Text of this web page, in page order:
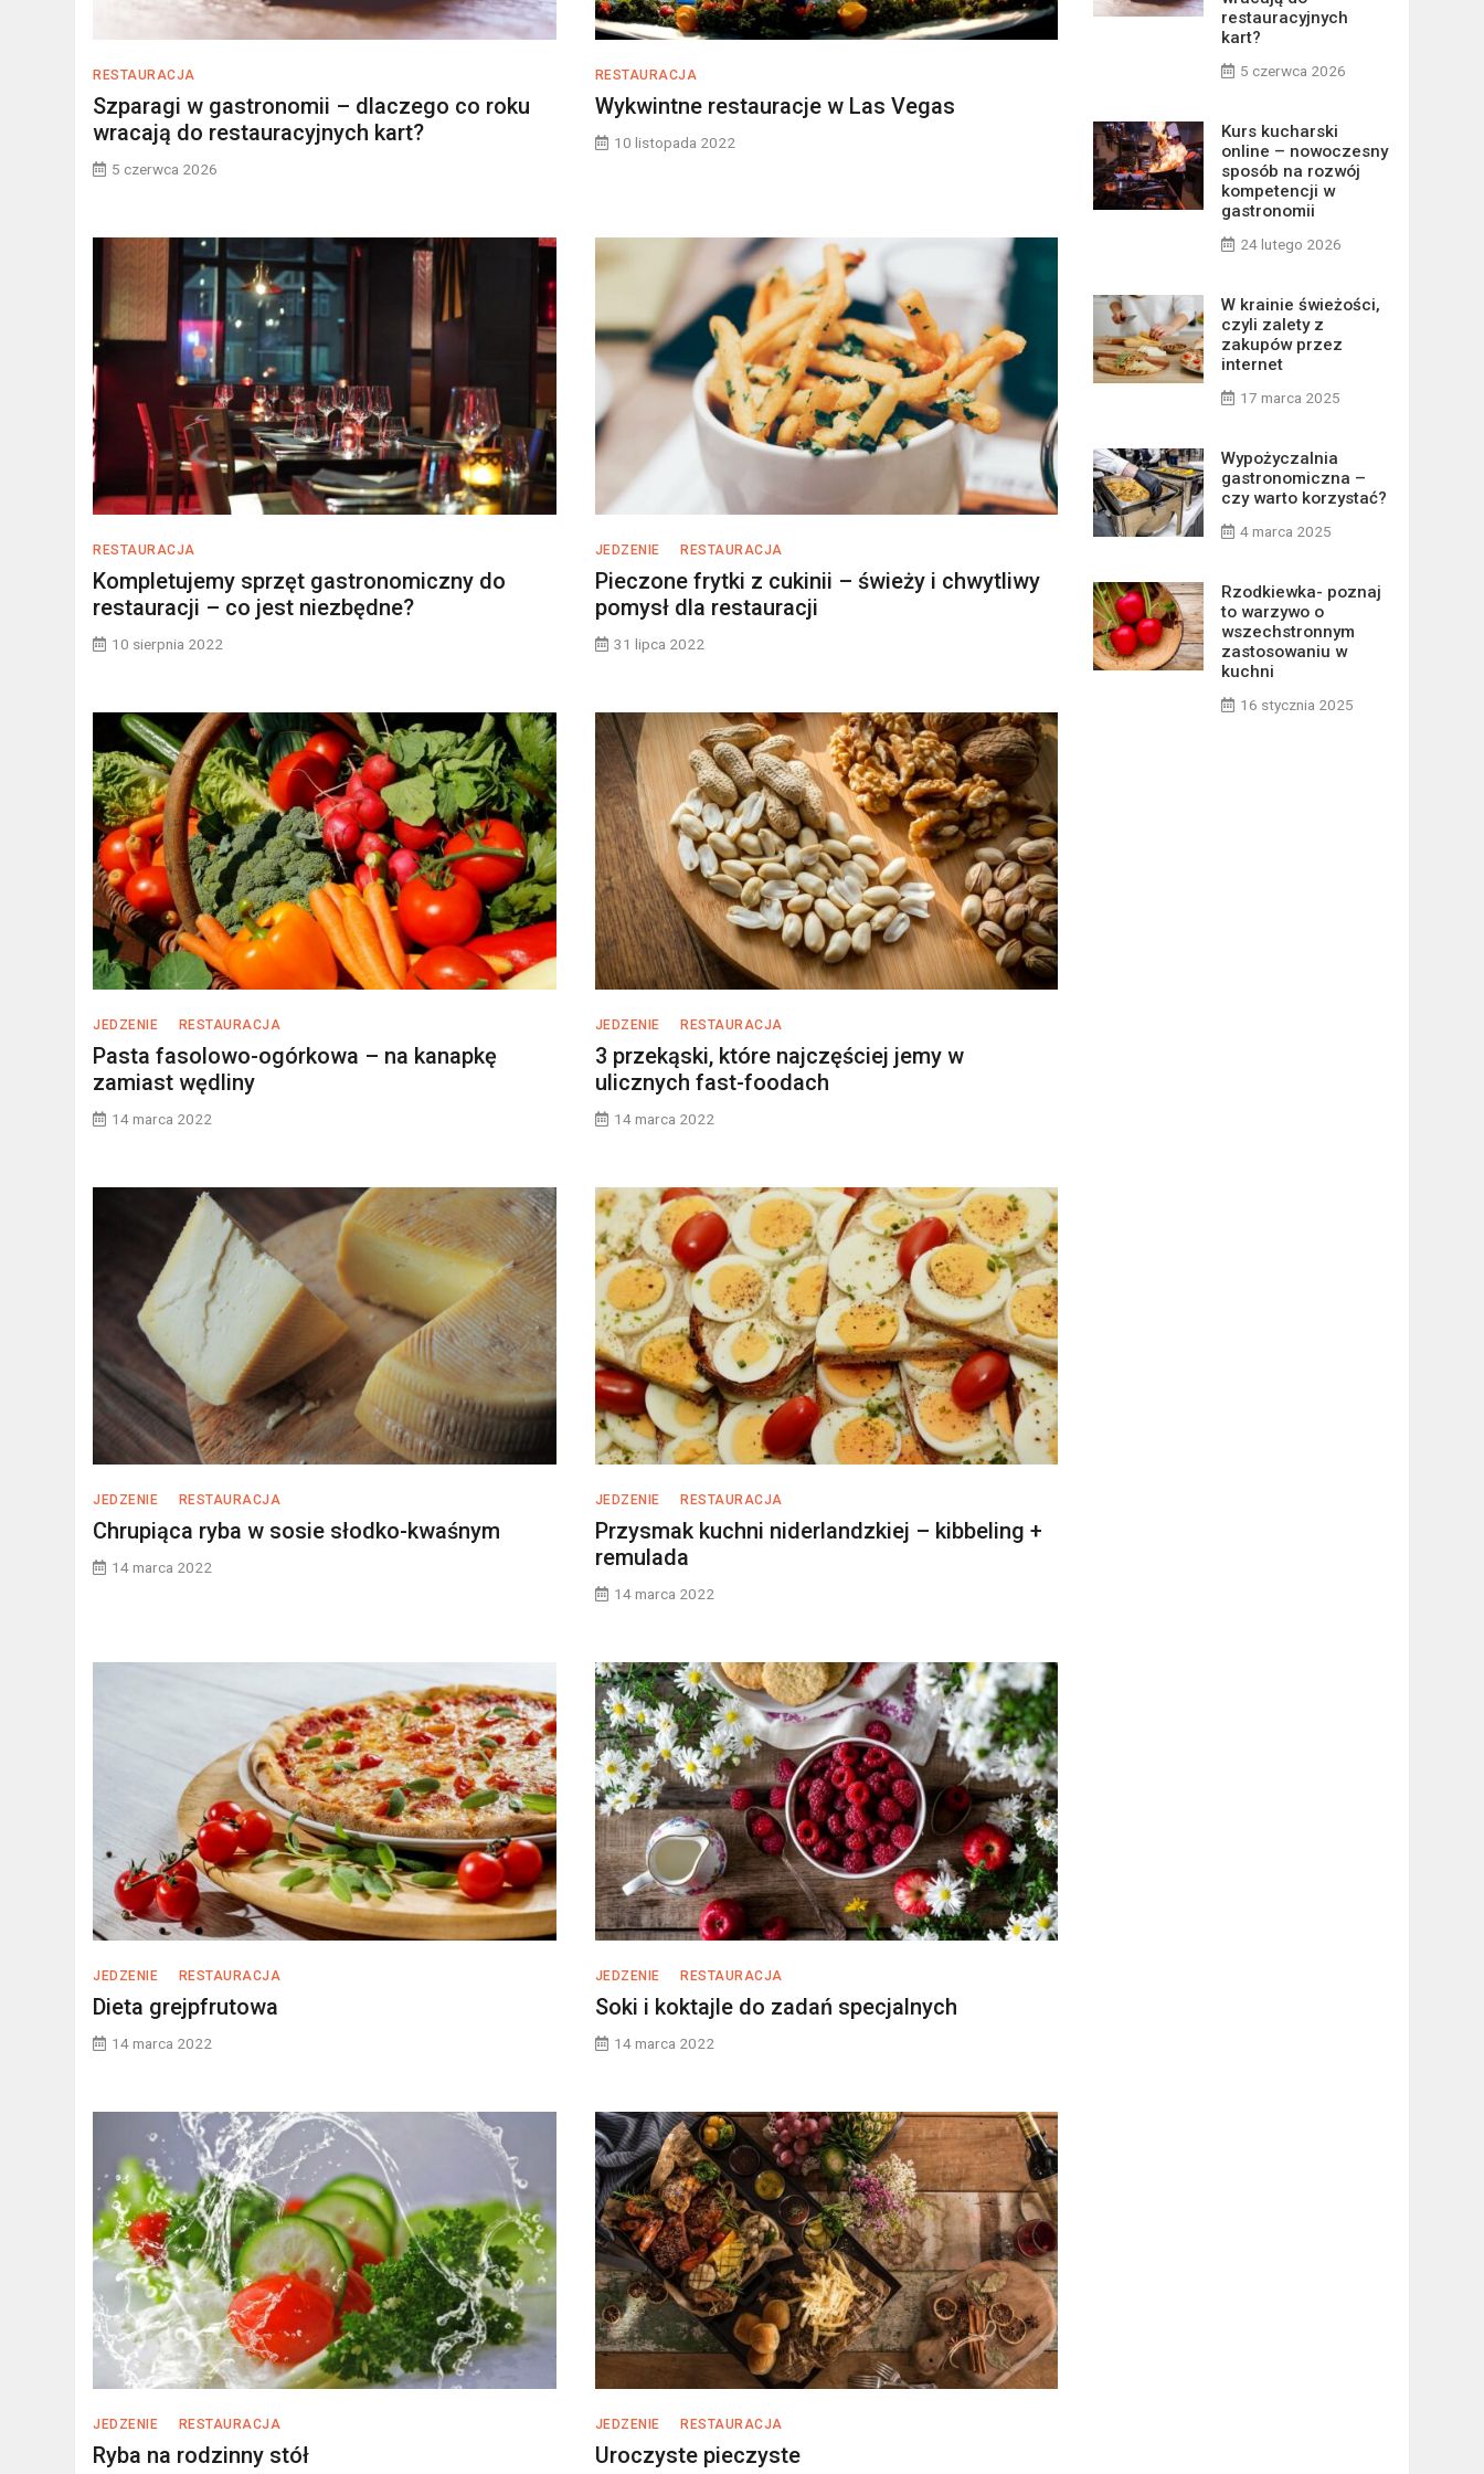
RESTAURACJA
Szparagi w gastronomii – dlaczego co roku
wracają do restauracyjnych kart?
5 czerwca 2026
RESTAURACJA
Wykwintne restauracje w Las Vegas
10 listopada 2022
RESTAURACJA
Kompletujemy sprzęt gastronomiczny do
restauracji – co jest niezbędne?
10 sierpnia 2022
JEDZENIE RESTAURACJA
Pieczone frytki z cukinii – świeży i chwytliwy
pomysł dla restauracji
31 lipca 2022
JEDZENIE RESTAURACJA
Pasta fasolowo-ogórkowa – na kanapkę
zamiast wędliny
14 marca 2022
JEDZENIE RESTAURACJA
3 przekąski, które najczęściej jemy w
ulicznych fast-foodach
14 marca 2022
JEDZENIE RESTAURACJA
Chrupiąca ryba w sosie słodko-kwaśnym
14 marca 2022
JEDZENIE RESTAURACJA
Przysmak kuchni niderlandzkiej – kibbeling +
remulada
14 marca 2022
JEDZENIE RESTAURACJA
Dieta grejpfrutowa
14 marca 2022
JEDZENIE RESTAURACJA
Soki i koktajle do zadań specjalnych
14 marca 2022
JEDZENIE RESTAURACJA
Ryba na rodzinny stół
JEDZENIE RESTAURACJA
Uroczyste pieczyste
restauracyjnych
kart?
5 czerwca 2026
Kurs kucharski
online – nowoczesny
sposób na rozwój
kompetencji w
gastronomii
24 lutego 2026
W krainie świeżości,
czyli zalety z
zakupów przez
internet
17 marca 2025
Wypożyczalnia
gastronomiczna –
czy warto korzystać?
4 marca 2025
Rzodkiewka- poznaj
to warzywo o
wszechstronnym
zastosowaniu w
kuchni
16 stycznia 2025